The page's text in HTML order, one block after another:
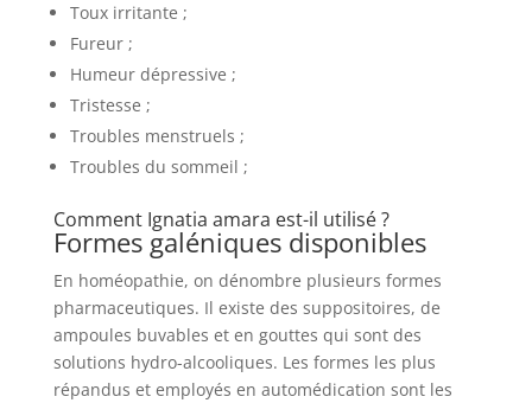
Toux irritante ;
Fureur ;
Humeur dépressive ;
Tristesse ;
Troubles menstruels ;
Troubles du sommeil ;
Comment Ignatia amara est-il utilisé ?
Formes galéniques disponibles
En homéopathie, on dénombre plusieurs formes
pharmaceutiques. Il existe des suppositoires, de
ampoules buvables et en gouttes qui sont des
solutions hydro-alcooliques. Les formes les plus
répandus et employés en automédication sont les